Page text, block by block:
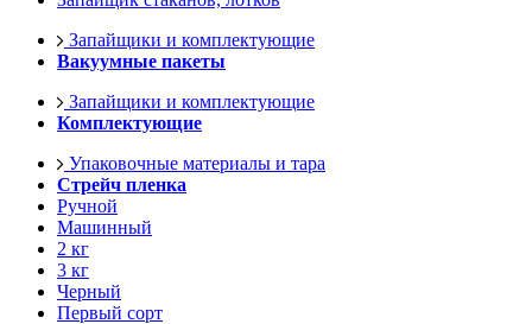
Запайщики и комплектующие
Вакуумные пакеты
Запайщики и комплектующие
Комплектующие
Упаковочные материалы и тара
Стрейч пленка
Ручной
Машинный
2 кг
3 кг
Черный
Первый сорт